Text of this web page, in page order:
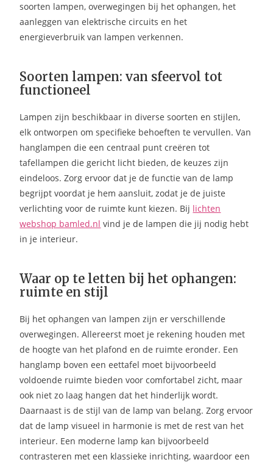
soorten lampen, overwegingen bij het ophangen, het
aanleggen van elektrische circuits en het
energieverbruik van lampen verkennen.
Soorten lampen: van sfeervol tot
functioneel
Lampen zijn beschikbaar in diverse soorten en stijlen,
elk ontworpen om specifieke behoeften te vervullen. Van
hanglampen die een centraal punt creëren tot
tafellampen die gericht licht bieden, de keuzes zijn
eindeloos. Zorg ervoor dat je de functie van de lamp
begrijpt voordat je hem aansluit, zodat je de juiste
verlichting voor de ruimte kunt kiezen. Bij lichten
webshop bamled.nl vind je de lampen die jij nodig hebt
in je interieur.
Waar op te letten bij het ophangen:
ruimte en stijl
Bij het ophangen van lampen zijn er verschillende
overwegingen. Allereerst moet je rekening houden met
de hoogte van het plafond en de ruimte eronder. Een
hanglamp boven een eettafel moet bijvoorbeeld
voldoende ruimte bieden voor comfortabel zicht, maar
ook niet zo laag hangen dat het hinderlijk wordt.
Daarnaast is de stijl van de lamp van belang. Zorg ervoor
dat de lamp visueel in harmonie is met de rest van het
interieur. Een moderne lamp kan bijvoorbeeld
contrasteren met een klassieke inrichting, waardoor een